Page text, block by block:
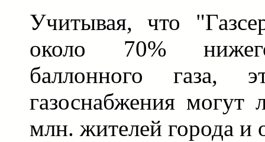
Учитывая, что
около 70%
баллонного газа,
газоснабжения могут
млн. жителей города и